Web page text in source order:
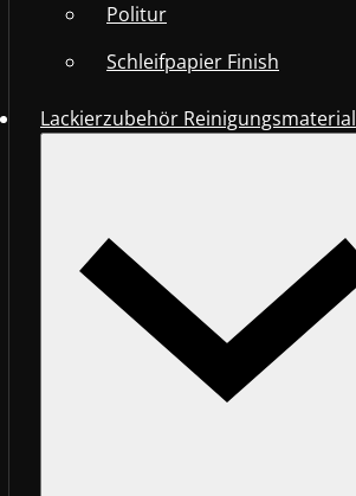
Politur
Schleifpapier Finish
Lackierzubehör Reinigungsmaterial